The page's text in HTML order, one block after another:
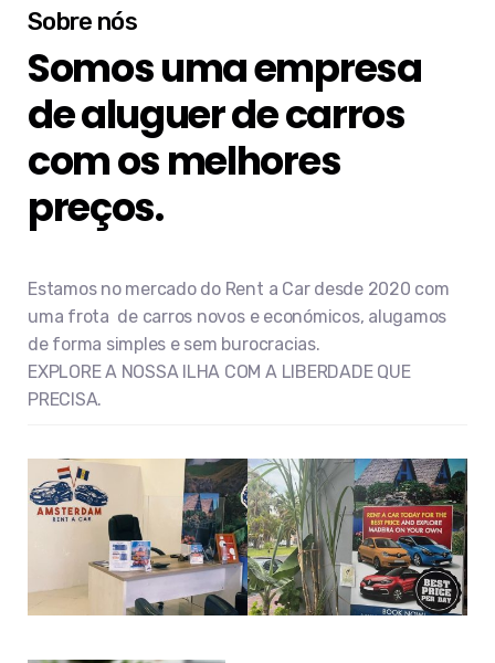
Sobre nós
Somos uma empresa
de aluguer de carros
com os melhores
preços.
Estamos no mercado do Rent a Car desde 2020 com
uma frota de carros novos e económicos, alugamos
de forma simples e sem burocracias.
EXPLORE A NOSSA ILHA COM A LIBERDADE QUE
PRECISA.